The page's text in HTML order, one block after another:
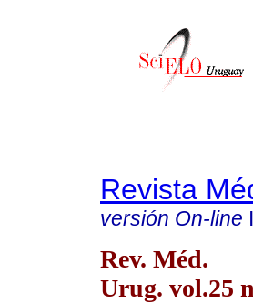
Revista
versión On-line
Rev. Méd.
Urug. vol.25